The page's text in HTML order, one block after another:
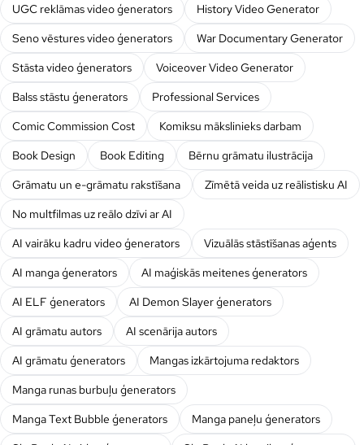
UGC reklāmas video ģenerators
History Video Generator
Seno vēstures video ģenerators
War Documentary Generator
Stāsta video ģenerators
Voiceover Video Generator
Balss stāstu ģenerators
Professional Services
Comic Commission Cost
Komiksu mākslinieks darbam
Book Design
Book Editing
Bērnu grāmatu ilustrācija
Grāmatu un e-grāmatu rakstīšana
Zīmētā veida uz reālistisku AI
No multfilmas uz reālo dzīvi ar AI
AI vairāku kadru video ģenerators
Vizuālās stāstīšanas aģents
AI manga ģenerators
AI maģiskās meitenes ģenerators
AI ELF ģenerators
AI Demon Slayer ģenerators
AI grāmatu autors
AI scenārija autors
AI grāmatu ģenerators
Mangas izkārtojuma redaktors
Manga runas burbuļu ģenerators
Manga Text Bubble ģenerators
Manga paneļu ģenerators